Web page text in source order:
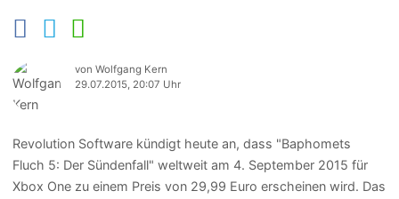
von Wolfgang Kern
29.07.2015, 20:07 Uhr
Revolution Software kündigt heute an, dass "Baphomets
Fluch 5: Der Sündenfall" weltweit am 4. September 2015 für
Xbox One zu einem Preis von 29,99 Euro erscheinen wird. Das